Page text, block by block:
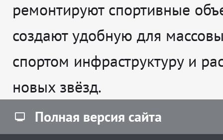
ремонтируют спортивные
создают удобную для
спортом инфраструктуру и
новых звёзд.
Полная версия сайта